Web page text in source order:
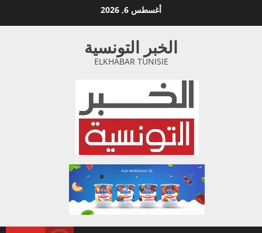
أغسطس 6, 2026
الخبر التونسية
ELKHABAR TUNISIE